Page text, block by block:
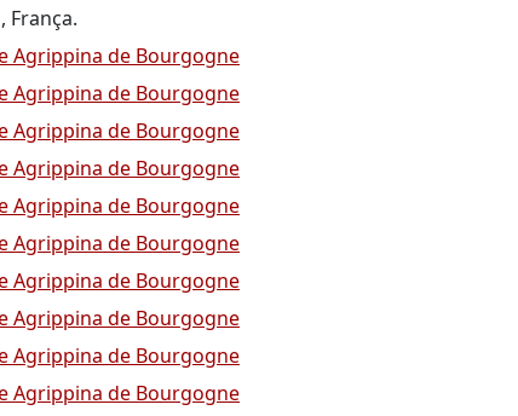
França.
Agrippina de Bourgogne
Agrippina de Bourgogne
Agrippina de Bourgogne
Agrippina de Bourgogne
Agrippina de Bourgogne
Agrippina de Bourgogne
Agrippina de Bourgogne
Agrippina de Bourgogne
Agrippina de Bourgogne
Agrippina de Bourgogne